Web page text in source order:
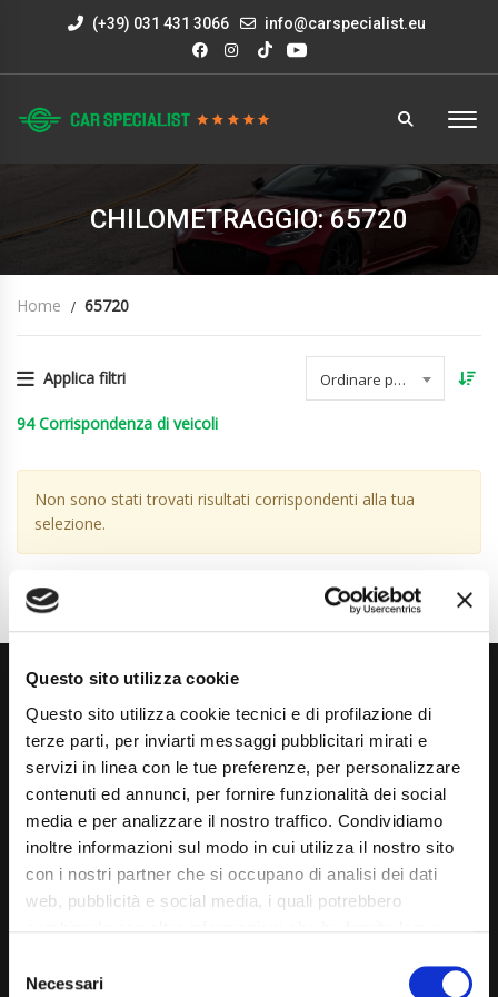
Questo sito utilizza cookie
Questo sito utilizza cookie tecnici e di profilazione di
terze parti, per inviarti messaggi pubblicitari mirati e
servizi in linea con le tue preferenze, per personalizzare
contenuti ed annunci, per fornire funzionalità dei social
media e per analizzare il nostro traffico. Condividiamo
inoltre informazioni sul modo in cui utilizza il nostro sito
con i nostri partner che si occupano di analisi dei dati
web, pubblicità e social media, i quali potrebbero
mera chiusura del banner non comporta l’accettazione
Selection
Necessari
(+39) 031 431 3066 info@carspecialist.eu
CHILOMETRAGGIO: 65720
Home 65720
Applica filtri Ordinare per data
94 Corrispondenza di veicoli
Non sono stati trovati risultati corrispondenti alla tua
selezione.
Via Giuditta Pasta 2, Como (CO) 22100
(+39) 031 431 3066
info@carspecialist.eu
Sabato: 09:00 - 12:30